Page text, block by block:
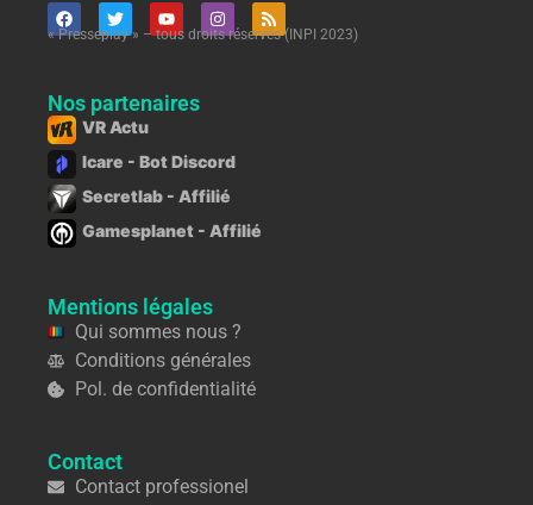
« Presseplay » – tous droits réservés (INPI 2023)
Nos partenaires
VR Actu
Icare - Bot Discord
Secretlab - Affilié
Gamesplanet - Affilié
Mentions légales
Qui sommes nous ?
Conditions générales
Pol. de confidentialité
Contact
Contact professionel